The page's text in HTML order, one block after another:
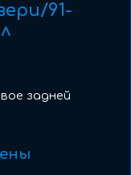
91-
задней